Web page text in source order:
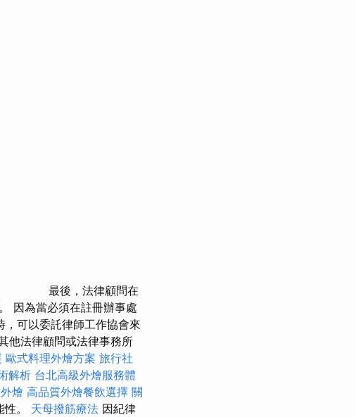
最後，法律顧問在
因為當必須在註冊辦事處
可以委託律師工作協會來
他法律顧問或法律事務所
歐式料理外燴方案 旅行社
解析 台北高級外燴服務體
燴 高品質外燴餐飲選擇 關
。 天母撥筋療法 因紀律